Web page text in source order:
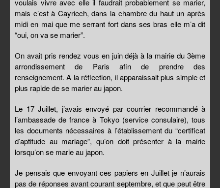
voulais vivre avec elle il faudrait probablement se marier,
mais c’est à Cayriech, dans la chambre du haut un après
midi en mai que me serrant fort dans ses bras elle m’a dit
“oui, on va se marier”.
On avait pris rendez vous en juin déjà à la mairie du 3ème
arrondissement de Paris afin de prendre des
renseignement. A la réflection, il apparaissait plus simple et
plus rapide de se marier au japon.
Le 17 Juillet, j’avais envoyé par courrier recommandé à
l’ambassade de france à Tokyo (service consulaire), tous
les documents nécessaires à l’établissement du “certificat
d’aptitude au mariage”, qu’on doit présenter à la mairie
lorsqu’on se marie au japon.
Je pensais que envoyant ces papiers en Juillet je n’aurais
pas de réponses avant courant septembre, et que peut être